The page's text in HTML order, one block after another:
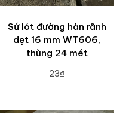
Sứ lót đường hàn rãnh
dẹt 16 mm WT606,
thùng 24 mét
23₫